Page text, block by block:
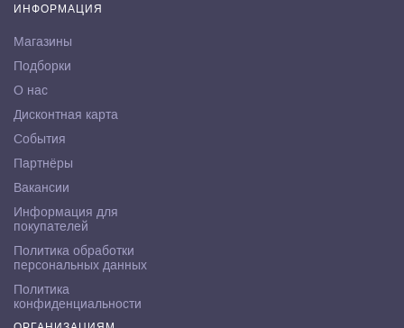
ИНФОРМАЦИЯ
Магазины
Подборки
О нас
Дисконтная карта
События
Партнёры
Вакансии
Информация для
покупателей
Политика обработки
персональных данных
Политика
конфиденциальности